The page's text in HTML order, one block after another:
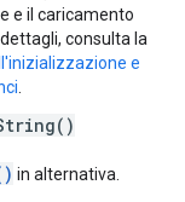
e il caricamento
consulta la
e
in alternativa.